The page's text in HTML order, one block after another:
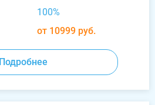
100%
от 10999 руб.
Подробнее